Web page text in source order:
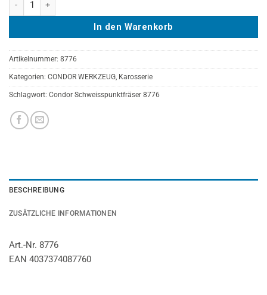
In den Warenkorb
Artikelnummer: 8776
Kategorien: CONDOR WERKZEUG, Karosserie
Schlagwort: Condor Schweisspunktfräser 8776
BESCHREIBUNG
ZUSÄTZLICHE INFORMATIONEN
Art.-Nr. 8776
EAN 4037374087760